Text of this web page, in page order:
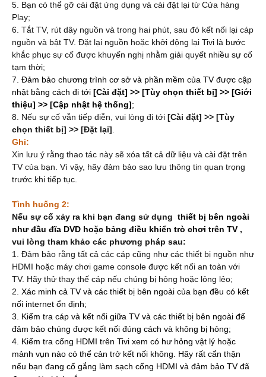
5. Bạn có thể gỡ cài đặt ứng dụng và cài đặt lại từ Cửa hàng
Play;
6. Tắt TV, rút dây nguồn và trong hai phút, sau đó kết nối lại cáp
nguồn và bật TV. Đặt lại nguồn hoặc khởi động lại Tivi là bước
khắc phục sự cố được khuyến nghị nhằm giải quyết nhiều sự cố
tạm thời;
7. Đảm bảo chương trình cơ sở và phần mềm của TV được cập
nhật bằng cách đitới[Cài đặt] >> [Tùy chọn thiết bị] >> [Giới
thiệu] >> [Cập nhật hệ thống];
8. Nếu sự cố vẫn tiếp diễn, vui lòng đi tới[Cài đặt] >> [Tùy
chọn thiết bị] >> [Đặt lại]
Ghi:
Xin lưu ý rằng thao tác này sẽ xóa tất cả dữ liệu và cài đặt trên
TV của bạn. Vì vậy, hãy đảm bảo sao lưu thông tin quan trọng
trước khi tiếp tục.
Tình huống 2:
Nếu sự cố xảy ra khi bạn đang sử dụng thiết bị bên ngoài
như đầu đĩa DVD hoặc bảng điều khiển trò chơi trên TV ,
vui lòng tham khảo các phương pháp sau:
1. Đảm bảo rằng tất cả các cáp cũng như các thiết bị nguồn như
HDMI hoặc máy chơi game console được kết nối an toàn với
TV. Hãy thử thay thế cáp nếu chúng bị hỏng hoặc lỏng lẻo;
2. Xác minh cả TV và các thiết bị bên ngoài của bạn đều có kết
nối internet ổn định;
3. Kiểm tra cáp và kết nối giữa TV và các thiết bị bên ngoài để
đảm bảo chúng được kết nối đúng cách và không bị hỏng;
4. Kiểm tra cổng HDMI trên Tivi xem có hư hỏng vật lý hoặc
mảnh vụn nào có thể cản trở kết nối không. Hãy rất cẩn thận
nếu bạn đang cố gắng làm sạch cổng HDMI và đảm bảo TV đã